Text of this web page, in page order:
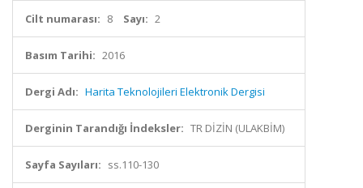
Cilt numarası: 8 Sayı: 2
Basım Tarihi: 2016
Dergi Adı: Harita Teknolojileri Elektronik Dergisi
Derginin Tarandığı İndeksler: TR DİZİN (ULAKBİM)
Sayfa Sayıları: ss.110-130